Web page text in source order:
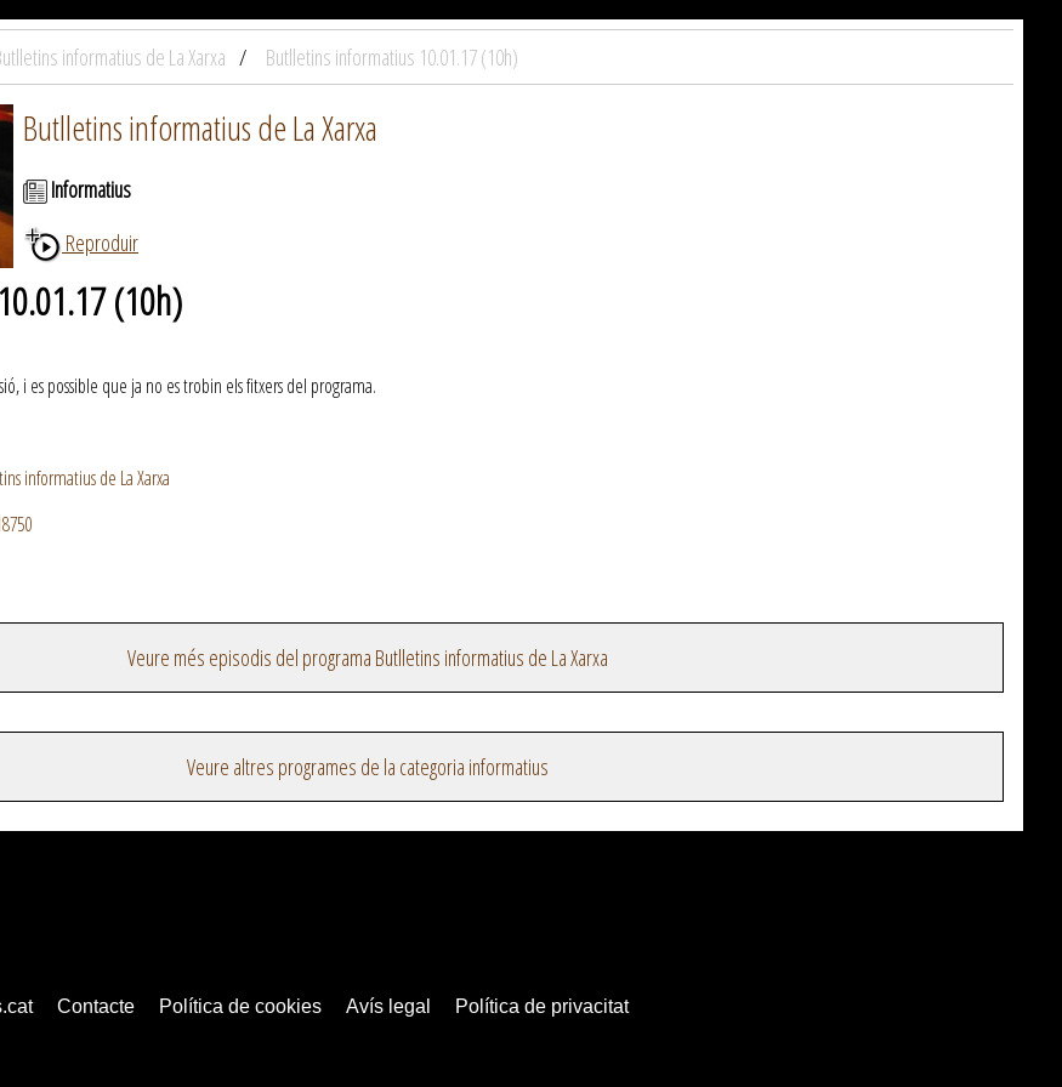
informatius de La Xarxa Butlletins informatius 10.01.17 (10h)
Butlletins informatius de La Xarxa
Informatius
Reproduir
(10h)
i es possible que ja no es trobin els fitxers del programa.
informatius de La Xarxa
Veure més episodis del programa Butlletins informatius de La Xarxa
Veure altres programes de la categoria informatius
Contacte Política de cookies Avís legal Política de privacitat